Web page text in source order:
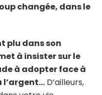
changée, dans le
plu dans son
à insister sur le
à adopter face à
l’argent… D’ailleurs,